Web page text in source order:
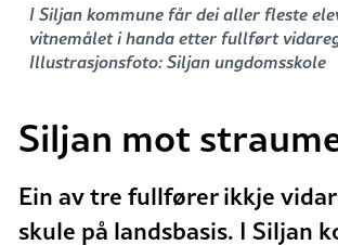
I Siljan kommune får dei aller fleste
vitnemålet i handa etter fullført
Illustrasjonsfoto: Siljan ungdomsskole
Siljan mot
Ein av tre fullfører ikkje
skule på landsbasis. I Siljan